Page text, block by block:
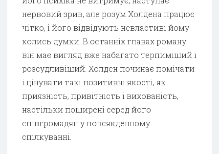
нервовий зрив, але розум Холдена працює
чітко, і його відвідують невластиві йому
колись думки. В останніх главах роману
він має вигляд вже набагато терпиміший і
розсудливіший. Холден починає помічати
і цінувати такі позитивні якості, як
приязність, привітність і вихованість,
настільки поширені серед його
співгромадян у повсякденному
спілкуванні.